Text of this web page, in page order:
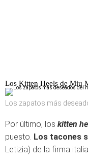
Los Kitten Heels de Miu
Los zapatos más
Por último, los kitten
puesto. Los tacones
Letizia) de la firma